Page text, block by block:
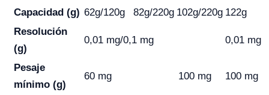
Capacidad (g) 62g/120g 82g/220g 102g/220g 122g
Resolución
(g)
0,01 mg/0,1 mg 0,01 mg
Pesaje
mínimo (g)
60 mg 100 mg 100 mg